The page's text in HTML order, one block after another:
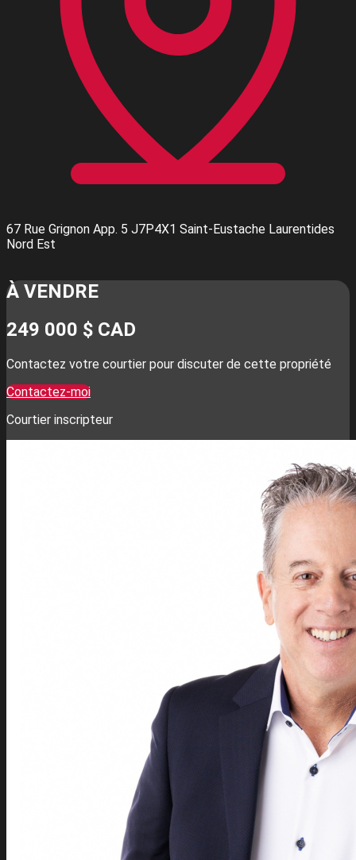
67 Rue Grignon App. 5 J7P4X1 Saint-Eustache Laurentides
Nord Est
+
À VENDRE
249 000 $ CAD
Contactez votre courtier pour discuter de cette propriété
Contactez-moi
Courtier inscripteur